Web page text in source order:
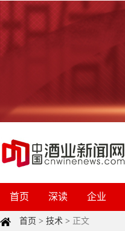
首页 深读 企业
首页 > 技术 > 正文